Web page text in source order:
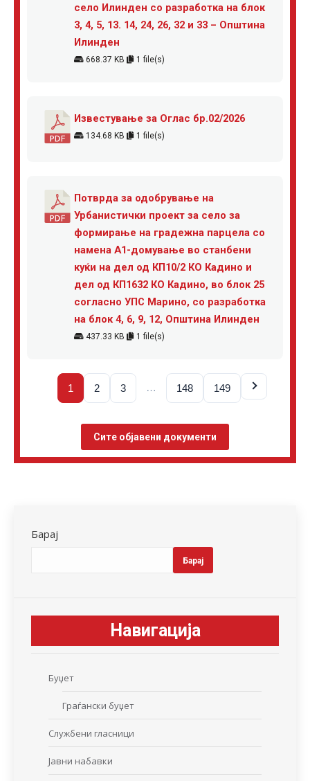
село Илинден со разработка на блок
3, 4, 5, 13. 14, 24, 26, 32 и 33 – Општина
Илинден
668.37 KB 1 file(s)
Известување за Оглас бр.02/2026
134.68 KB 1 file(s)
Потврда за одобрување на
Урбанистички проект за село за
формирање на градежна парцела со
намена А1-домување во станбени
куќи на дел од КП10/2 КО Кадино и
дел од КП1632 КО Кадино, во блок 25
согласно УПС Марино, со разработка
на блок 4, 6, 9, 12, Општина Илинден
437.33 KB 1 file(s)
1 2 3 … 148 149
Сите објавени документи
Барај
Барај
Навигација
Буџет
Граѓански буџет
Службени гласници
Јавни набавки